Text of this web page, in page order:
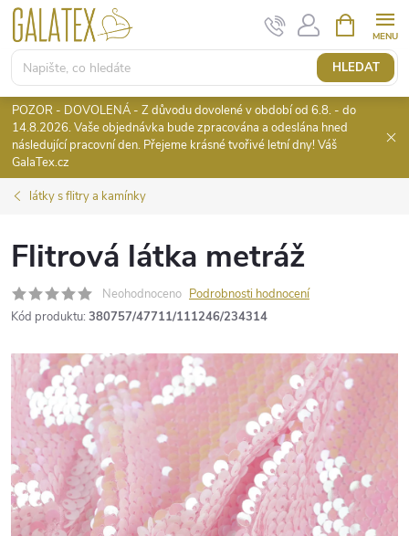
Přejít
obsah
HLEDAT
NÁKUPNÍ
KOŠÍK
POZOR - DOVOLENÁ - Z důvodu dovolené v období od 6.8. - do
14.8.2026. Vaše objednávka bude zpracována a odeslána hned
následující pracovní den. Přejeme krásné tvořivé letní dny! Váš
GalaTex.cz
látky s flitry a kamínky
Flitrová látka metráž
Neohodnoceno Podrobnosti hodnocení
Kód produktu: 380757/47711/111246/234314